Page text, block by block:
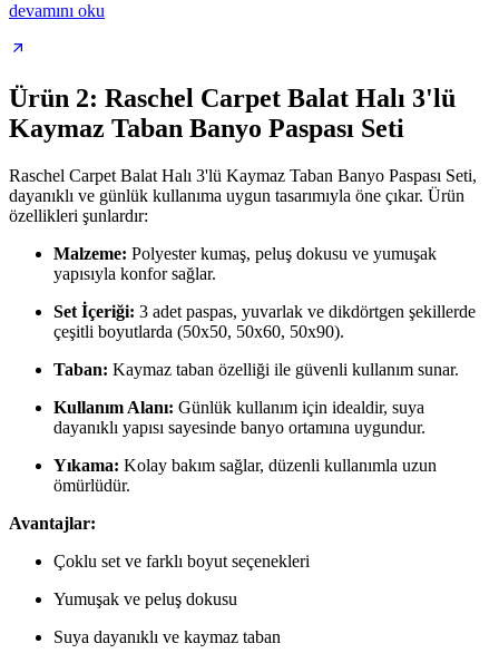
devamını oku
Ürün 2: Raschel Carpet Balat Halı 3'lü
Kaymaz Taban Banyo Paspası Seti
Raschel Carpet Balat Halı 3'lü Kaymaz Taban Banyo Paspası Seti,
dayanıklı ve günlük kullanıma uygun tasarımıyla öne çıkar. Ürün
özellikleri şunlardır:
Malzeme: Polyester kumaş, peluş dokusu ve yumuşak
yapısıyla konfor sağlar.
Set İçeriği: 3 adet paspas, yuvarlak ve dikdörtgen şekillerde
çeşitli boyutlarda (50x50, 50x60, 50x90).
Taban: Kaymaz taban özelliği ile güvenli kullanım sunar.
Kullanım Alanı: Günlük kullanım için idealdir, suya
dayanıklı yapısı sayesinde banyo ortamına uygundur.
Yıkama: Kolay bakım sağlar, düzenli kullanımla uzun
ömürlüdür.
Avantajlar:
Çoklu set ve farklı boyut seçenekleri
Yumuşak ve peluş dokusu
Suya dayanıklı ve kaymaz taban